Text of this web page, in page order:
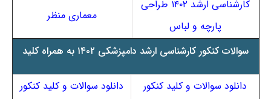
کارشناسی ارشد ۱۴۰۲ طراحی
پارچه و لباس
معماری منظر
سوالات کنکور کارشناسی ارشد دامپزشکی ۱۴۰۲ به همراه کلید
دانلود سوالات و کلید کنکور
دانلود سوالات و کلید کنکور